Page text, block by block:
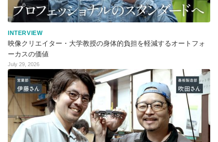
INTERVIEW
映像クリエイター・大学教授の身体的負担を軽減するオートフォ
ーカスの価値
July 29, 2026